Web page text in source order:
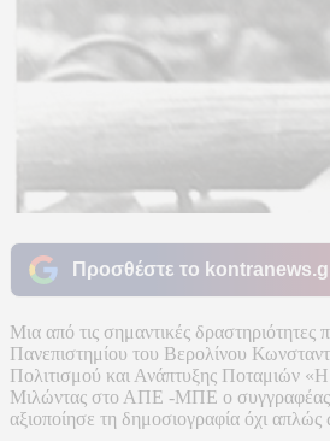
Προσθέστε το
Μια από τις σημαντικές
Πανεπιστημίου του Βερολίνου
Πολιτισμού και Ανάπτυξης Ποταμιών «Η
Μιλώντας στο ΑΠΕ -ΜΠΕ ο συγγραφέας
αξιοποίησε τη δημοσιογραφία όχι